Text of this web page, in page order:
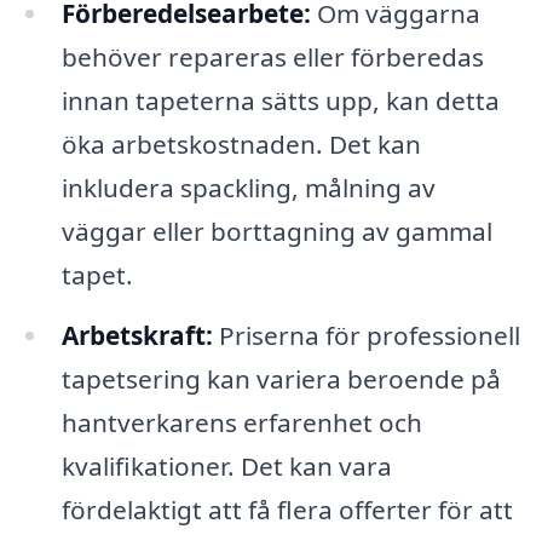
Förberedelsearbete: Om väggarna
behöver repareras eller förberedas
innan tapeterna sätts upp, kan detta
öka arbetskostnaden. Det kan
inkludera spackling, målning av
väggar eller borttagning av gammal
tapet.
Arbetskraft: Priserna för professionell
tapetsering kan variera beroende på
hantverkarens erfarenhet och
kvalifikationer. Det kan vara
fördelaktigt att få flera offerter för att